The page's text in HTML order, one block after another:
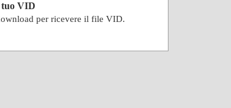
tuo VID
per ricevere il file VID.